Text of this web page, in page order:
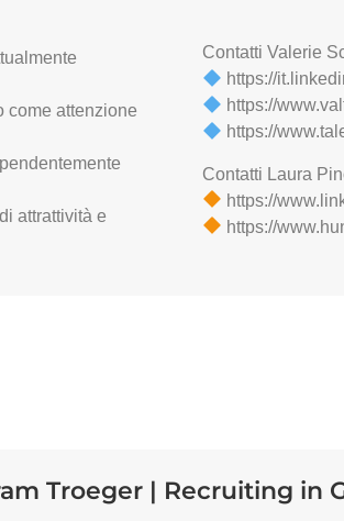
come attenzione
attrattività e
Contatti Valerie
https://
https://
https://
Contatti Laura
https://
https://
Troeger | Recruiting in